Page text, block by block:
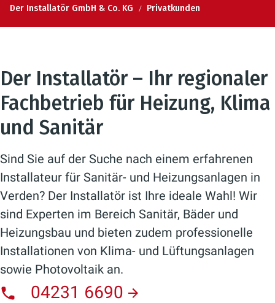
Der Installatör GmbH & Co. KG Privatkunden
Der Installatör – Ihr regionaler
Fachbetrieb für Heizung, Klima
und Sanitär
Sind Sie auf der Suche nach einem erfahrenen
Installateur für Sanitär- und Heizungsanlagen in
Verden? Der Installatör ist Ihre ideale Wahl! Wir
sind Experten im Bereich Sanitär, Bäder und
Heizungsbau und bieten zudem professionelle
Installationen von Klima- und Lüftungsanlagen
sowie Photovoltaik an.
04231 6690